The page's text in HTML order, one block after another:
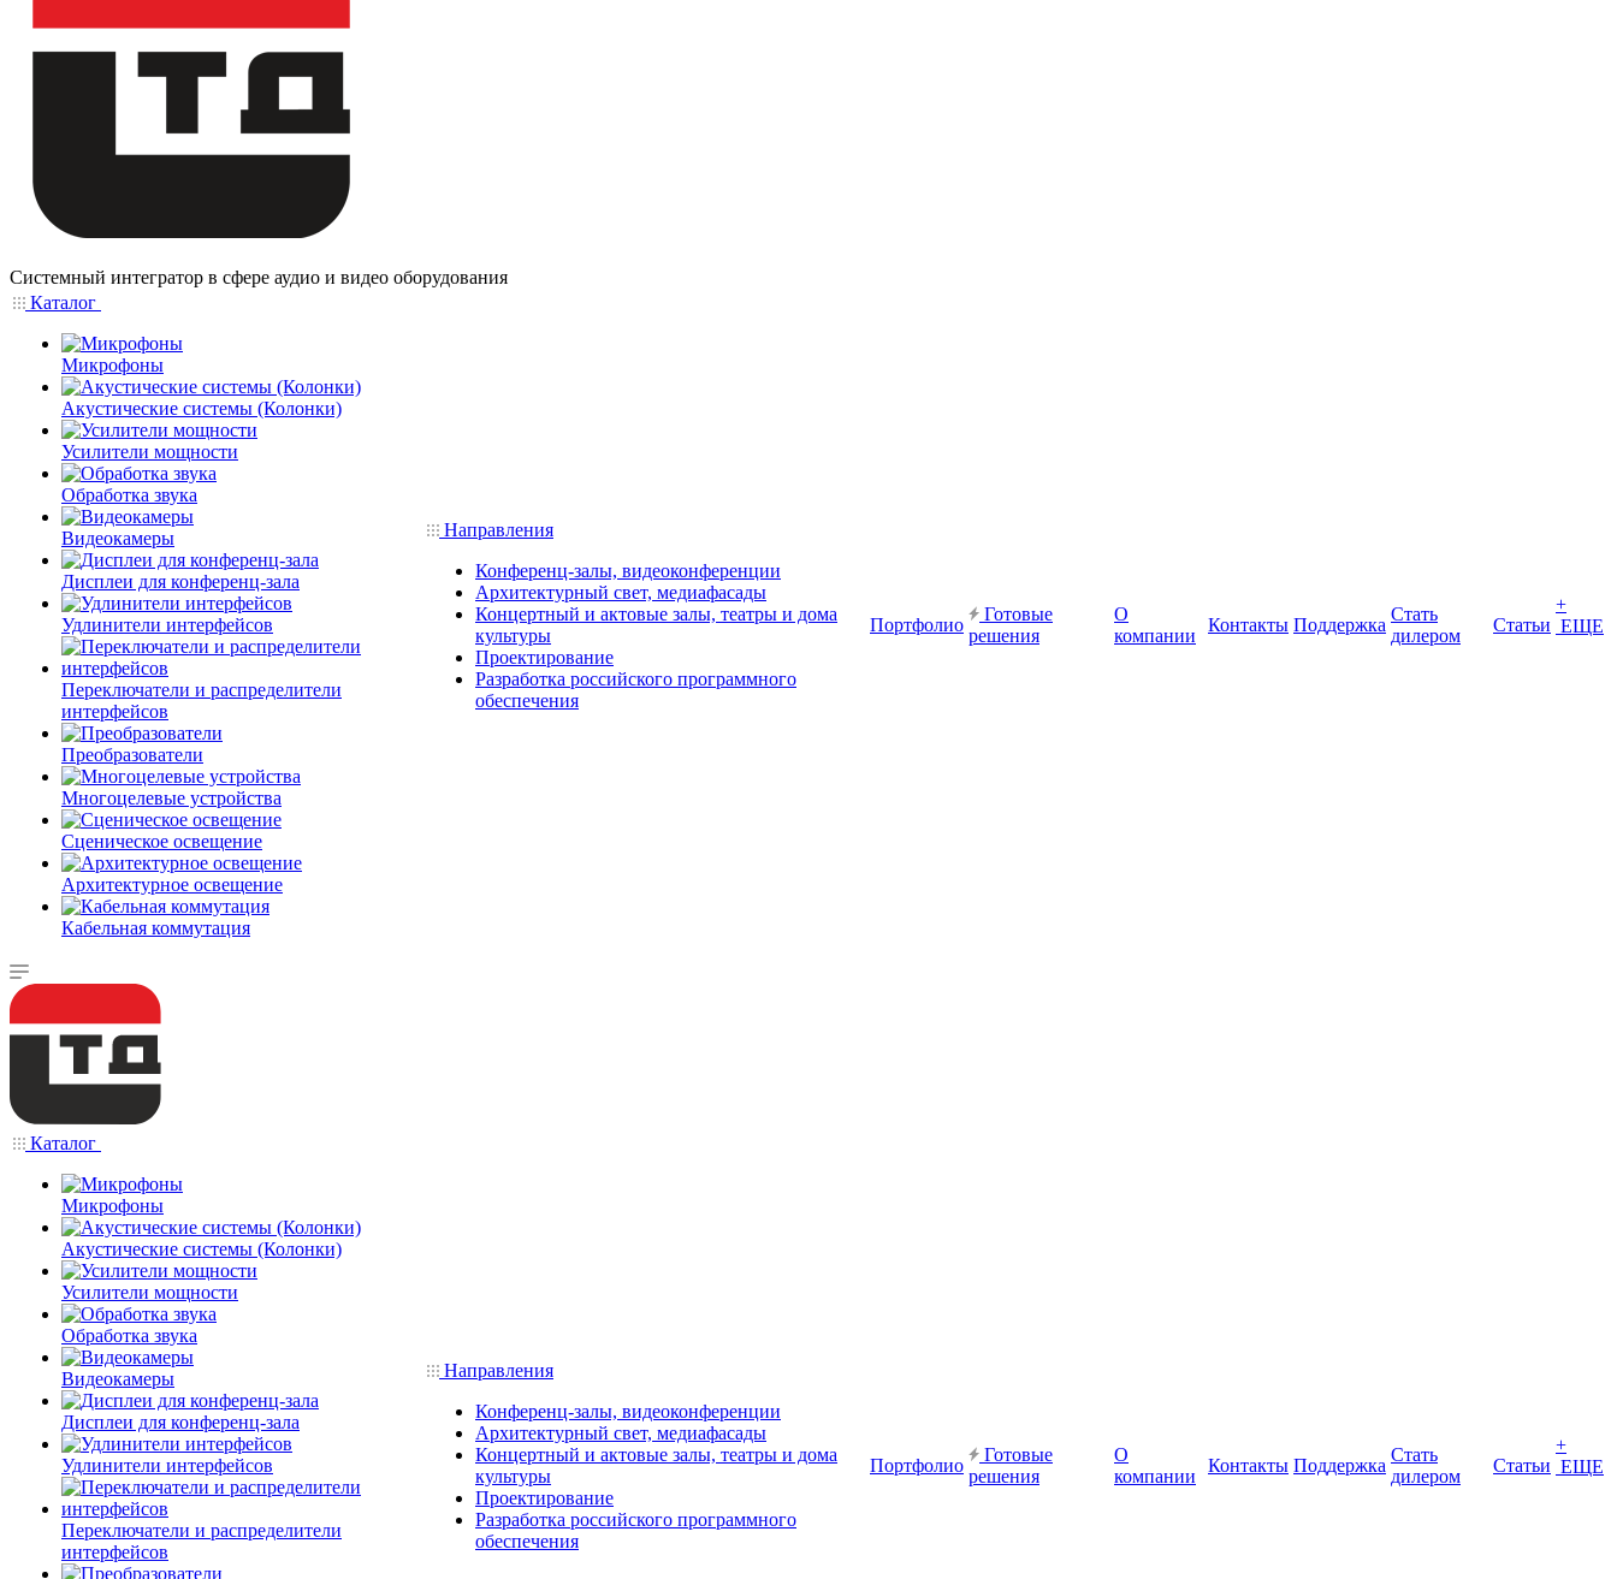
Системный интегратор в сфере аудио и видео оборудования
Каталог
Микрофоны
Акустические системы (Колонки)
Усилители мощности
Обработка звука
Видеокамеры
Дисплеи для конференц-зала
Удлинители интерфейсов
Переключатели и распределители
интерфейсов
Преобразователи
Многоцелевые устройства
Сценическое освещение
Архитектурное освещение
Кабельная коммутация
Направления
Конференц-залы, видеоконференции
Архитектурный свет, медиафасады
Концертный и актовые залы, театры и дома
культуры
Проектирование
Разработка российского программного
обеспечения
Портфолио
Готовые
решения
О
компании
Контакты Поддержка
Стать
дилером
Статьи
+
ЕЩЕ
Каталог
Микрофоны
Акустические системы (Колонки)
Усилители мощности
Обработка звука
Видеокамеры
Дисплеи для конференц-зала
Удлинители интерфейсов
Переключатели и распределители
интерфейсов
Направления
Конференц-залы, видеоконференции
Архитектурный свет, медиафасады
Концертный и актовые залы, театры и дома
культуры
Проектирование
Разработка российского программного
обеспечения
Портфолио
Готовые
решения
О
компании
Контакты Поддержка
Стать
дилером
Статьи
+
ЕЩЕ